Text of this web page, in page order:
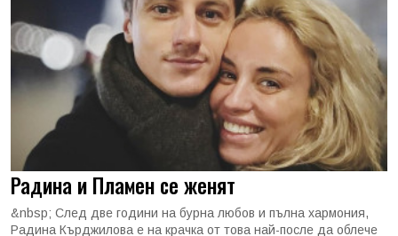
Радина и Пламен се женят
&nbsp; След две години на бурна любов и пълна хармония,
Радина Кърджилова е на крачка от това най-после да облече